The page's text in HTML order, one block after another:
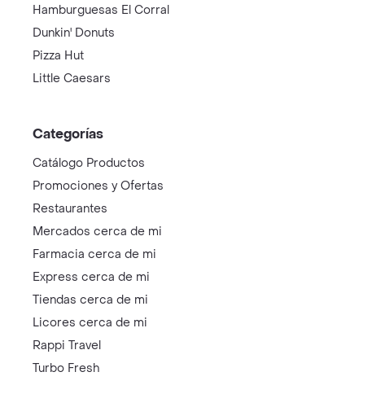
Hamburguesas El Corral
Dunkin' Donuts
Pizza Hut
Little Caesars
Categorías
Catálogo Productos
Promociones y Ofertas
Restaurantes
Mercados cerca de mi
Farmacia cerca de mi
Express cerca de mi
Tiendas cerca de mi
Licores cerca de mi
Rappi Travel
Turbo Fresh